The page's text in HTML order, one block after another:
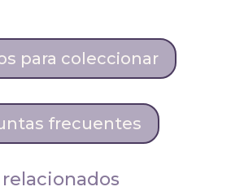
para coleccionar
frecuentes